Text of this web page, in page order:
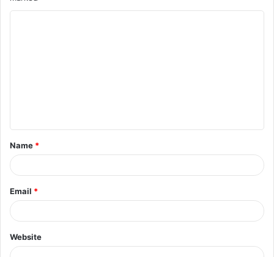
t
*
Name *
Email *
Website